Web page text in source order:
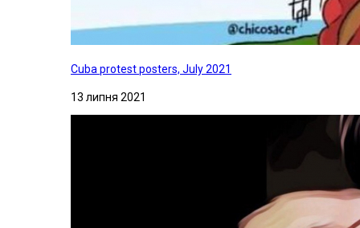
Cuba protest posters, July 2021
13 липня 2021